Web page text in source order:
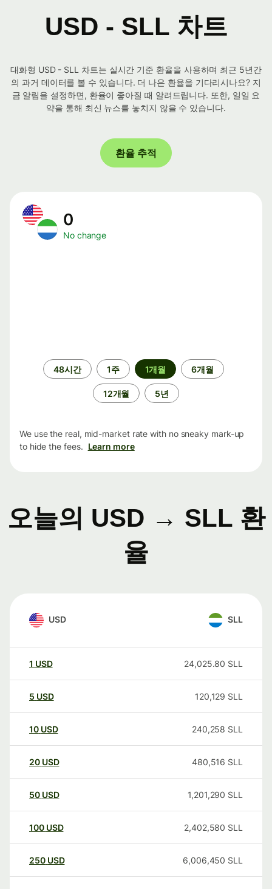
USD - SLL 차트
대화형 USD - SLL 차트는 실시간 기준 환율을 사용하며 최근 5년간
의 과거 데이터를 볼 수 있습니다. 더 나은 환율을 기다리시나요? 지
금 알림을 설정하면, 환율이 좋아질 때 알려드립니다. 또한, 일일 요
약을 통해 최신 뉴스를 놓치지 않을 수 있습니다.
환율 추적
0
No change
48시간 1주 1개월 6개월
12개월 5년
We use the real, mid-market rate with no sneaky mark-up
to hide the fees. Learn more
오늘의 USD → SLL 환
율
USD SLL
1 USD 24,025.80 SLL
5 USD 120,129 SLL
10 USD 240,258 SLL
20 USD 480,516 SLL
50 USD 1,201,290 SLL
100 USD 2,402,580 SLL
250 USD 6,006,450 SLL